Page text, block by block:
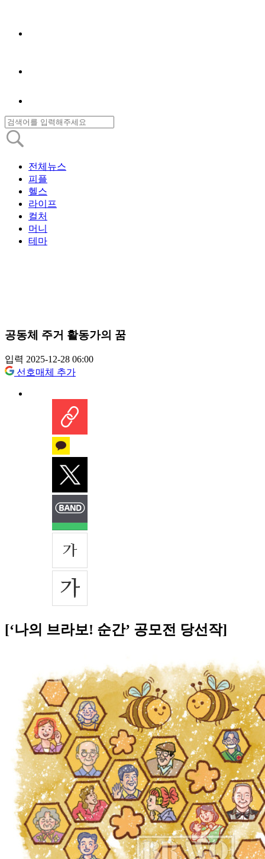
전체뉴스
피플
헬스
라이프
컬처
머니
테마
공동체 주거 활동가의 꿈
입력 2025-12-28 06:00
선호매체 추가
[‘나의 브라보! 순간’ 공모전 당선작]